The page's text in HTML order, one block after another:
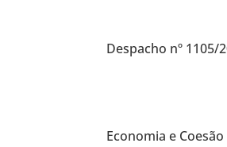
Despacho nº
Economia e